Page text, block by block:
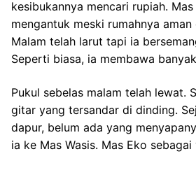
kesibukannya mencari rupiah.
mengantuk meski rumahnya aman
Malam telah larut tapi ia
Seperti biasa, ia membawa
Pukul sebelas malam telah lewat.
gitar yang tersandar di dinding.
dapur, belum ada yang
ia ke Mas Wasis. Mas Eko sebagai